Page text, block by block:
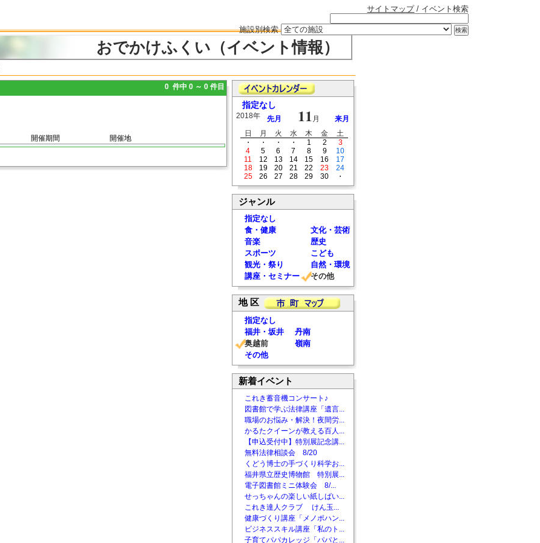
サイトマップ/ イベント検索
施設別検索
おでかけふくい（イベント情報）
0 件中 0 ～ 0 件目
開催期間 開催地
指定なし
2018年 先月 11 月
来月
日
月 火 水 木 金
土
・
・ ・ ・ 1 2
3
4
5 6 7 8 9
10
11
12 13 14 15 16
17
18
19 20 21 22 23
24
25
26 27 28 29 30 ・
ジャンル
指定なし
食・健康
文化・芸術
音楽
歴史
スポーツ
こども
観光・祭り
自然・環境
講座・セミナー
その他
地 区
指定なし
福井・坂井
丹南
奥越前
嶺南
その他
新着イベント
これき蓄音機コンサート♪
図書館で学ぶ法律講座「遺言...
職場のお悩み・解決！夜間労...
かるたクイーンが教える百人...
【申込受付中】特別展記念講...
無料法律相談会 8/20
くどう博士の手づくり科学お...
福井県立歴史博物館 特別展...
電子図書館ミニ体験会 8/...
せっちゃんの楽しい紙しばい...
これき達人クラブ けん玉...
健康づくり講座「メノポハン...
ビジネススキル講座「私のト...
子育てパパカレッジ「パパと...